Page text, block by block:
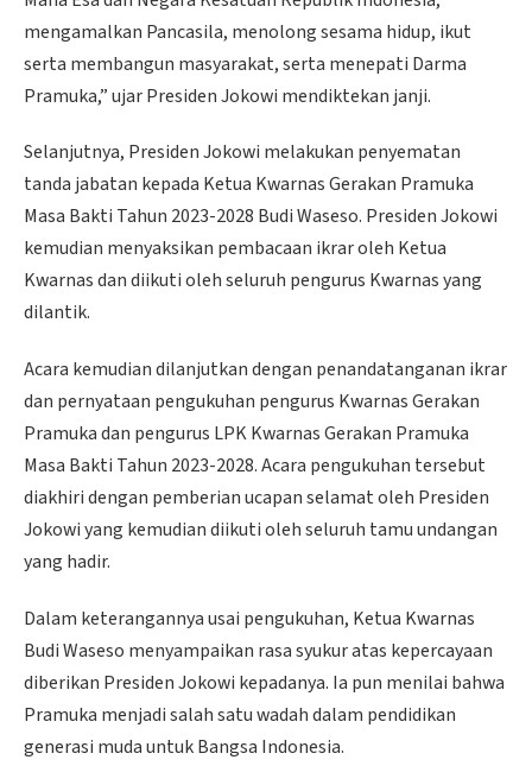
mengamalkan Pancasila, menolong sesama hidup, ikut
serta membangun masyarakat, serta menepati Darma
Pramuka,” ujar Presiden Jokowi mendiktekan janji.
Selanjutnya, Presiden Jokowi melakukan penyematan
tanda jabatan kepada Ketua Kwarnas Gerakan Pramuka
Masa Bakti Tahun 2023-2028 Budi Waseso. Presiden Jokowi
kemudian menyaksikan pembacaan ikrar oleh Ketua
Kwarnas dan diikuti oleh seluruh pengurus Kwarnas yang
dilantik.
Acara kemudian dilanjutkan dengan penandatanganan ikrar
dan pernyataan pengukuhan pengurus Kwarnas Gerakan
Pramuka dan pengurus LPK Kwarnas Gerakan Pramuka
Masa Bakti Tahun 2023-2028. Acara pengukuhan tersebut
diakhiri dengan pemberian ucapan selamat oleh Presiden
Jokowi yang kemudian diikuti oleh seluruh tamu undangan
yang hadir.
Dalam keterangannya usai pengukuhan, Ketua Kwarnas
Budi Waseso menyampaikan rasa syukur atas kepercayaan
diberikan Presiden Jokowi kepadanya. Ia pun menilai bahwa
Pramuka menjadi salah satu wadah dalam pendidikan
generasi muda untuk Bangsa Indonesia.